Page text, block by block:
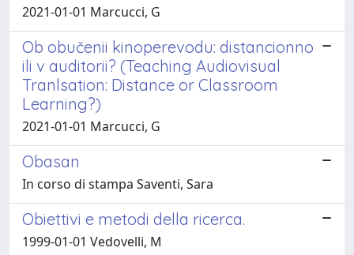
2021-01-01 Marcucci, G
Ob obučenii kinoperevodu: distancionno
ili v auditorii? (Teaching Audiovisual
Tranlsation: Distance or Classroom
Learning?)
2021-01-01 Marcucci, G
Obasan
In corso di stampa Saventi, Sara
Obiettivi e metodi della ricerca.
1999-01-01 Vedovelli, M